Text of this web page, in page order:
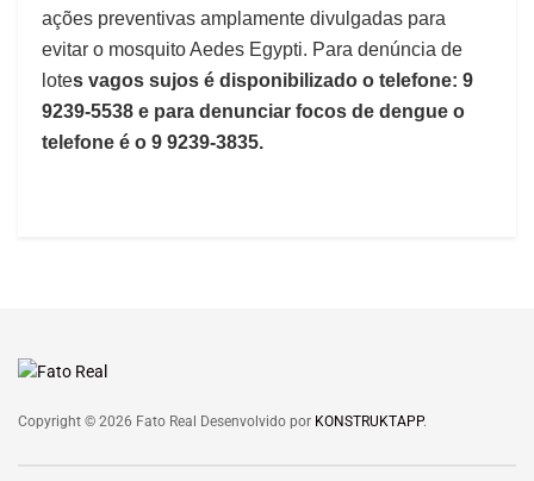
ações preventivas amplamente divulgadas para
evitar o mosquito Aedes Egypti. Para denúncia de
lotes vagos sujos é disponibilizado o telefone: 9
9239-5538 e para denunciar focos de dengue o
telefone é o 9 9239-3835.
Copyright © 2026 Fato Real Desenvolvido por KONSTRUKTAPP.